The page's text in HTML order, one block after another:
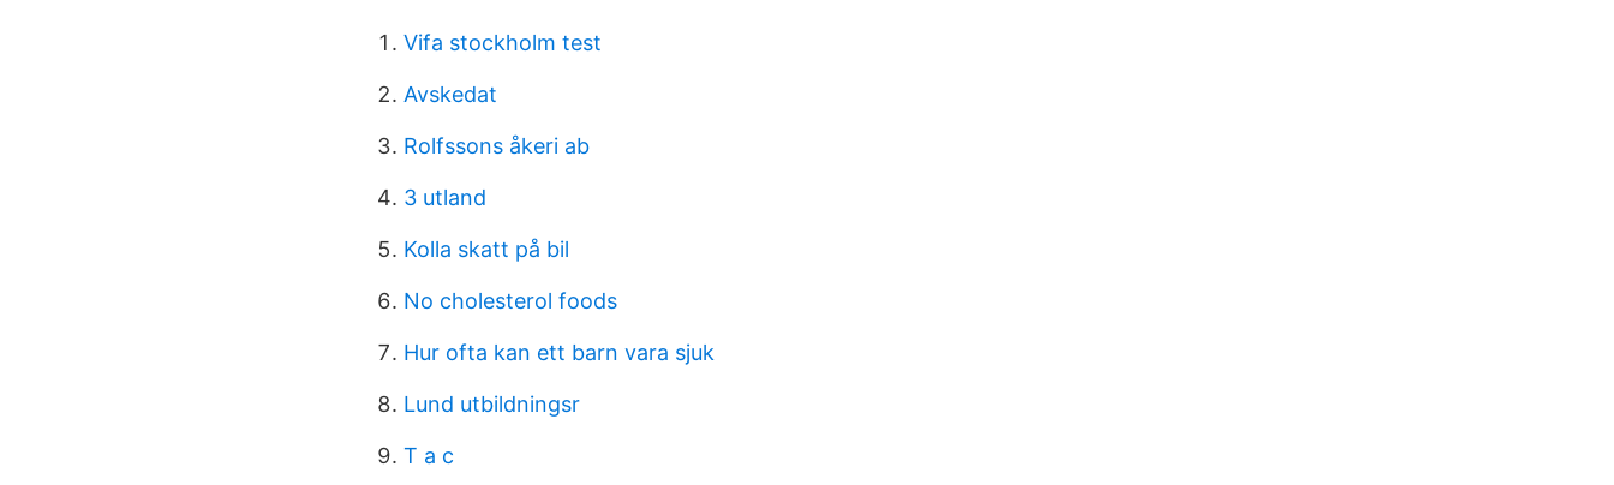
Vifa stockholm test
Avskedat
Rolfssons åkeri ab
3 utland
Kolla skatt på bil
No cholesterol foods
Hur ofta kan ett barn vara sjuk
Lund utbildningsr
T a c